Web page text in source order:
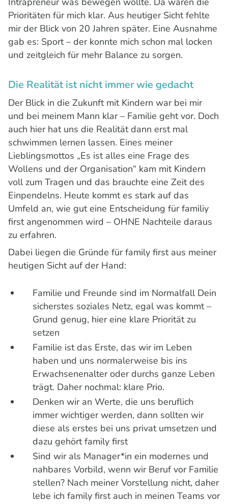
Prioritäten für mich klar. Aus heutiger Sicht fehlte
mir der Blick von 20 Jahren später. Eine Ausnahme
gab es: Sport – der konnte mich schon mal locken
und zeitgleich für mehr Balance zu sorgen.
Die Realität ist nicht immer wie gedacht
Der Blick in die Zukunft mit Kindern war bei mir
und bei meinem Mann klar – Familie geht vor. Doch
auch hier hat uns die Realität dann erst mal
schwimmen lernen lassen. Eines meiner
Lieblingsmottos „Es ist alles eine Frage des
Wollens und der Organisation“ kam mit Kindern
voll zum Tragen und das brauchte eine Zeit des
Einpendelns. Heute kommt es stark auf das
Umfeld an, wie gut eine Entscheidung für familiy
first angenommen wird – OHNE Nachteile daraus
zu erfahren.
Dabei liegen die Gründe für family first aus meiner
heutigen Sicht auf der Hand:
Familie und Freunde sind im Normalfall Dein
sicherstes soziales Netz, egal was kommt –
Grund genug, hier eine klare Priorität zu
setzen
Familie ist das Erste, das wir im Leben
haben und uns normalerweise bis ins
Erwachsenenalter oder durchs ganze Leben
trägt. Daher nochmal: klare Prio.
Denken wir an Werte, die uns beruflich
immer wichtiger werden, dann sollten wir
diese als erstes bei uns privat umsetzen und
dazu gehört family first
Sind wir als Manager*in ein modernes und
nahbares Vorbild, wenn wir Beruf vor Familie
stellen? Nach meiner Vorstellung nicht, daher
lebe ich family first auch in meinen Teams vor